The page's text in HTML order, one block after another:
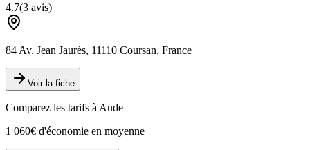
4.7(3 avis)
84 Av. Jean Jaurès, 11110 Coursan, France
Voir la fiche
Comparez les tarifs à Aude
1 060€ d'économie en moyenne